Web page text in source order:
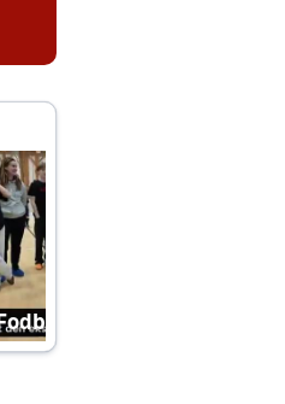
2025 mp4